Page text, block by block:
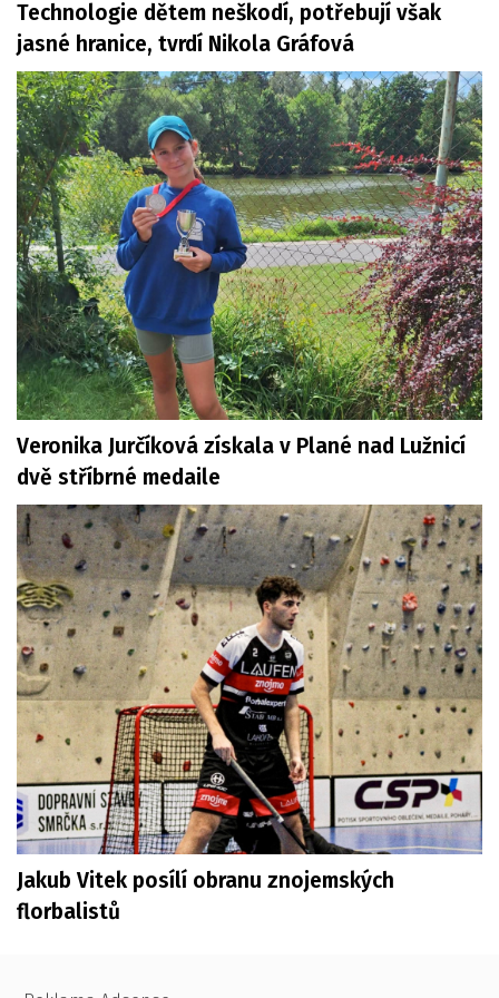
Technologie dětem neškodí, potřebují však
jasné hranice, tvrdí Nikola Gráfová
Veronika Jurčíková získala v Plané nad Lužnicí
dvě stříbrné medaile
Jakub Vitek posílí obranu znojemských
florbalistů